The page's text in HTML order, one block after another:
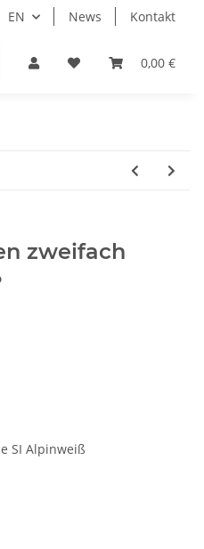
EN News Kontakt
0,00 €
PioTek Smart Home
zweifach
SI Alpinweiß